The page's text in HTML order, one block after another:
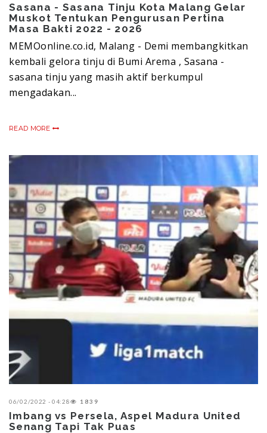
Sasana - Sasana Tinju Kota Malang Gelar
Muskot Tentukan Pengurusan Pertina
Masa Bakti 2022 - 2026
MEMOonline.co.id, Malang - Demi membangkitkan
kembali gelora tinju di Bumi Arema , Sasana -
sasana tinju yang masih aktif berkumpul
mengadakan...
READ MORE
06/02/2022 - 04:28 1839
Imbang vs Persela, Aspel Madura United
Senang Tapi Tak Puas